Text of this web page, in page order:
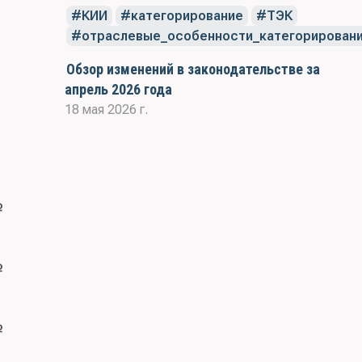
КИИ категорирование
ТЭК
Обзор изменений в законодательстве за
апрель 2026 года
18 мая 2026 г.